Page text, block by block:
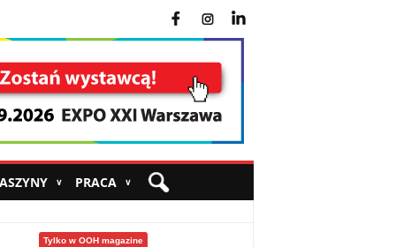
∨ PRACA ∨
Tylko w OOH magazine